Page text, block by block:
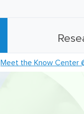
Meet the Know Center